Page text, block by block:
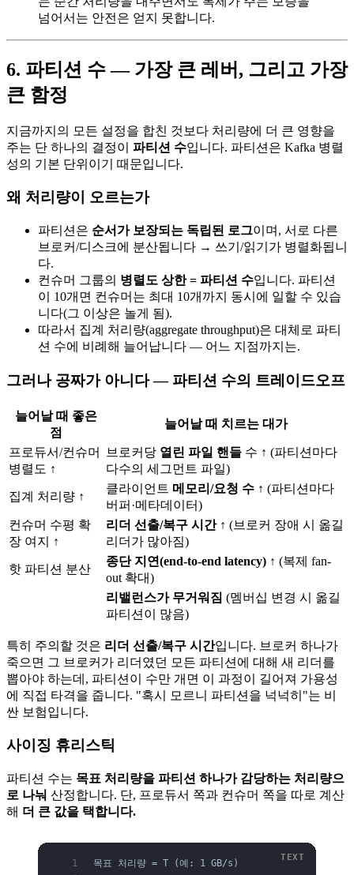
넘어서는 안전은 얻지 못합니다.
6. 파티션 수 — 가장 큰 레버, 그리고 가장
큰 함정
지금까지의 모든 설정을 합친 것보다 처리량에 더 큰 영향을
주는 단 하나의 결정이 파티션 수입니다. 파티션은 Kafka 병렬
성의 기본 단위이기 때문입니다.
왜 처리량이 오르는가
파티션은 순서가 보장되는 독립된 로그이며, 서로 다른
브로커/디스크에 분산됩니다 → 쓰기/읽기가 병렬화됩니
다.
컨슈머 그룹의 병렬도 상한 = 파티션 수입니다. 파티션
이 10개면 컨슈머는 최대 10개까지 동시에 일할 수 있습
니다(그 이상은 놀게 됨).
따라서 집계 처리량(aggregate throughput)은 대체로 파티
션 수에 비례해 늘어납니다 — 어느 지점까지는.
그러나 공짜가 아니다 — 파티션 수의 트레이드오프
늘어날 때 좋은
점
늘어날 때 치르는 대가
프로듀서/컨슈머
병렬도 ↑
브로커당 열린 파일 핸들 수 ↑ (파티션마다
다수의 세그먼트 파일)
집계 처리량 ↑
클라이언트 메모리/요청 수 ↑ (파티션마다
버퍼·메타데이터)
컨슈머 수평 확
장 여지 ↑
리더 선출/복구 시간↑ (브로커 장애 시 옮길
리더가 많아짐)
핫 파티션 분산
종단 지연(end-to-end latency) ↑ (복제 fan-
out 확대)
리밸런스가 무거워짐 (멤버십 변경 시 옮길
파티션이 많음)
특히 주의할 것은 리더 선출/복구 시간입니다. 브로커 하나가
죽으면 그 브로커가 리더였던 모든 파티션에 대해 새 리더를
뽑아야 하는데, 파티션이 수만 개면 이 과정이 길어져 가용성
에 직접 타격을 줍니다. "혹시 모르니 파티션을 넉넉히"는 비
싼 보험입니다.
사이징 휴리스틱
파티션 수는 목표 처리량을 파티션 하나가 감당하는 처리량으
로 나눠 산정합니다. 단, 프로듀서 쪽과 컨슈머 쪽을 따로 계산
해 더 큰 값을 택합니다.
목표 처리량 = T (예: 1 GB/s)